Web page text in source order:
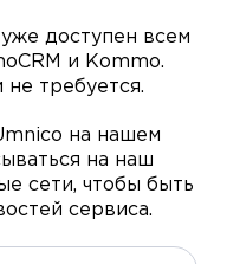
доступен всем
и Kommo.
не требуется.
на нашем
на наш
сети, чтобы быть
сервиса.